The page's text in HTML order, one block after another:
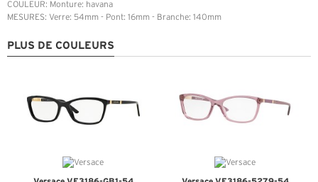
COULEUR: Monture: havana
MESURES: Verre: 54mm - Pont: 16mm - Branche: 140mm
PLUS DE COULEURS